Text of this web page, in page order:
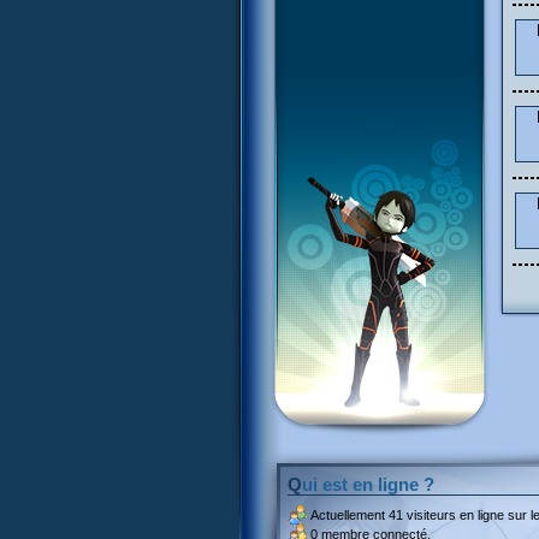
Qui est en ligne ?
Actuellement 41 visiteurs en ligne sur
0 membre connecté.